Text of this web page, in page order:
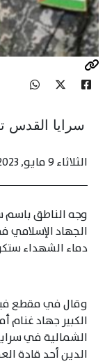
سرايا القدس
الثلاثاء 9 مايو, 2023
وجه الناطق باسم
الجهاد الإسلامي
دماء الشهداء
وقال في مقطع
الكبير جهاد
الشمالية في
الدين أحد قادة